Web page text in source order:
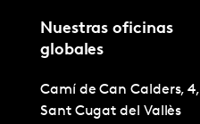
Nuestras oficinas
globales
Camí de Can Calders, 4,
Sant Cugat del Vallès